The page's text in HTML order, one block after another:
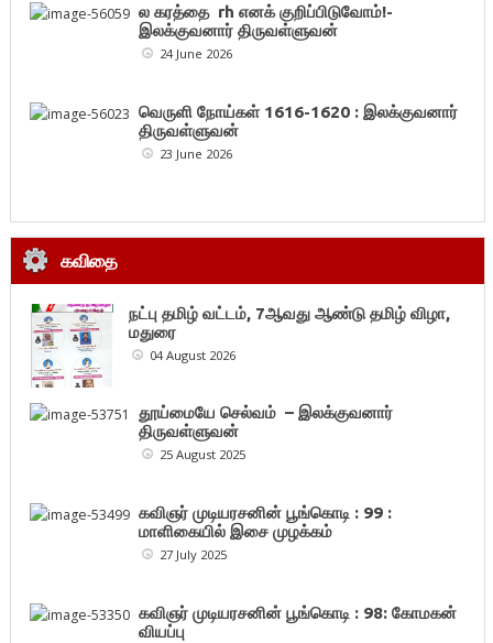
ல கரத்தை rh எனக் குறிப்பிடுவோம்!-
இலக்குவனார் திருவள்ளுவன்
24 June 2026
வெருளி நோய்கள் 1616-1620 : இலக்குவனார்
திருவள்ளுவன்
23 June 2026
கவிதை
நட்பு தமிழ் வட்டம், 7ஆவது ஆண்டு தமிழ் விழா,
மதுரை
04 August 2026
தூய்மையே செல்வம் – இலக்குவனார்
திருவள்ளுவன்
25 August 2025
கவிஞர் முடியரசனின் பூங்கொடி : 99 :
மாளிகையில் இசை முழக்கம்
27 July 2025
கவிஞர் முடியரசனின் பூங்கொடி : 98: கோமகன்
வியப்பு